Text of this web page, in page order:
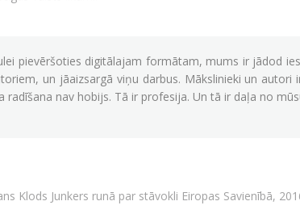
pievēršoties digitālajam formātam, mums ir jādod
un jāaizsargā viņu darbus. Mākslinieki un autori
radīšana nav hobijs. Tā ir profesija. Un tā ir daļa no
Klods Junkers runā par stāvokli Eiropas Savienībā,